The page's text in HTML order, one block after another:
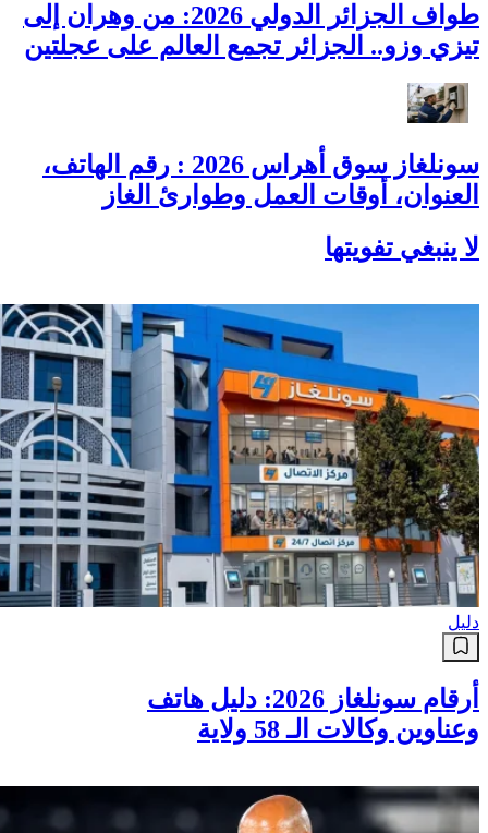
طواف الجزائر الدولي 2026: من وهران إلى
تيزي وزو.. الجزائر تجمع العالم على عجلتين
سونلغاز سوق أهراس 2026 : رقم الهاتف،
العنوان، أوقات العمل وطوارئ الغاز
لا ينبغي تفويتها
دليل
أرقام سونلغاز 2026: دليل هاتف
وعناوين وكالات الـ 58 ولاية